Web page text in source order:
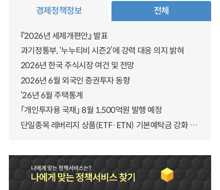
경제정책정보 전체
『2026년 세제개편안』 발표
과기정통부, ‘누누티비 시즌2’에 강력 대응 의지 밝혀
2026년 한국 주식시장 여건 및 전망
2026년 6월 외국인 증권투자 동향
‘26년 6월 주택통계
「개인투자용 국채」 8월 1,500억원 발행 예정
단일종목 레버리지 상품(ETF·ETN) 기본예탁금 강화 조기시행 방안 안내